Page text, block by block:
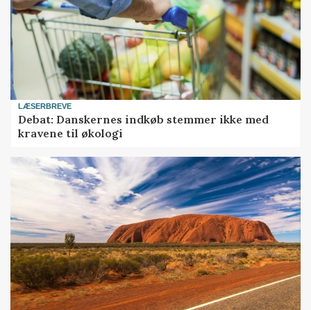
LÆSERBREVE
Debat: Danskernes indkøb stemmer ikke med
kravene til økologi